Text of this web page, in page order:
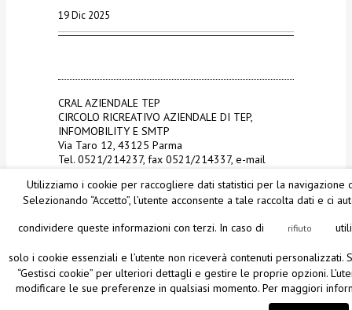
19 Dic 2025
CRAL AZIENDALE TEP
CIRCOLO RICREATIVO AZIENDALE DI TEP,
INFOMOBILITY E SMTP
Via Taro 12, 43125 Parma
Tel. 0521/214237, fax 0521/214337, e-mail
Orari di apertura: martedì e venerdì, dalle 9.00
alle 12.00
Utilizziamo i cookie per raccogliere dati statistici per la navigazione
Selezionando “Accetto”, l’utente acconsente a tale raccolta dati e ci
condividere queste informazioni con terzi. In caso di
rifiuto
solo i cookie essenziali e l’utente non riceverà contenuti personalizzati.
“Gestisci cookie” per ulteriori dettagli e gestire le proprie opzioni.
modificare le sue preferenze in qualsiasi momento. Per maggiori